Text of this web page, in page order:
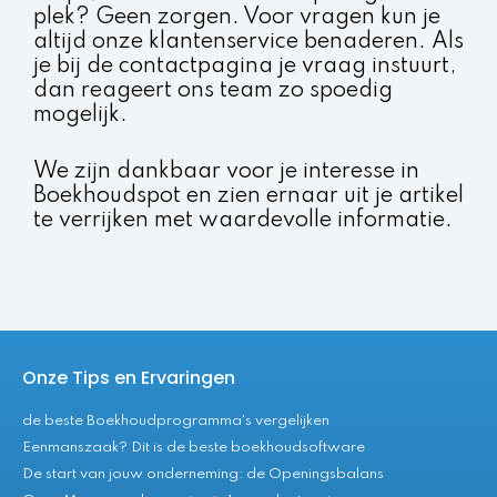
plek? Geen zorgen. Voor vragen kun je
altijd onze klantenservice benaderen. Als
je bij de contactpagina je vraag instuurt,
dan reageert ons team zo spoedig
mogelijk.
We zijn dankbaar voor je interesse in
Boekhoudspot en zien ernaar uit je artikel
te verrijken met waardevolle informatie.
Onze Tips en Ervaringen
de beste Boekhoudprogramma's vergelijken
Eenmanszaak? Dit is de beste boekhoudsoftware
De start van jouw onderneming: de Openingsbalans